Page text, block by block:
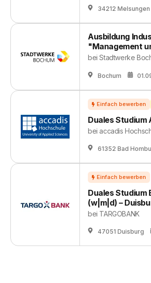
34212 Melsungen
Ausbildung
"Management
beiStadtwerke
Bochum
Duales Studium
beiaccadis
61352 Bad
Duales Studium
(w|m|d) –
bei TARGOBANK
47051 Duisburg